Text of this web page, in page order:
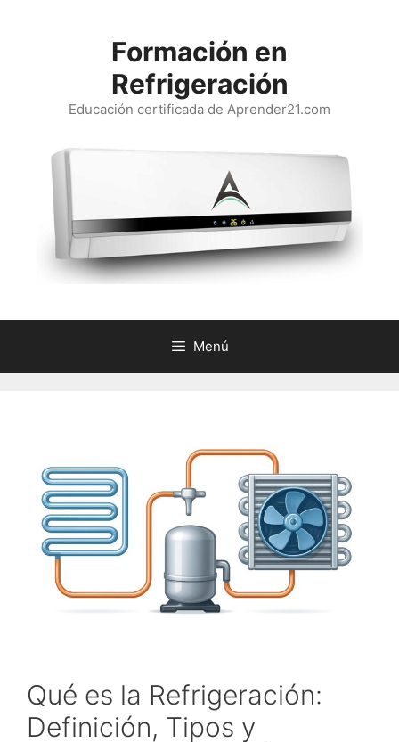
Formación en
Refrigeración
Educación certificada de Aprender21.com
Menú
Qué es la Refrigeración:
Definición, Tipos y